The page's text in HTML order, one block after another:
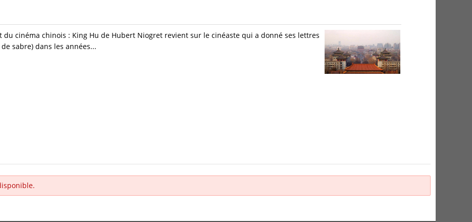
du cinéma chinois : King Hu de Hubert Niogret revient sur le cinéaste qui a donné ses lettres
sabre) dans les années...